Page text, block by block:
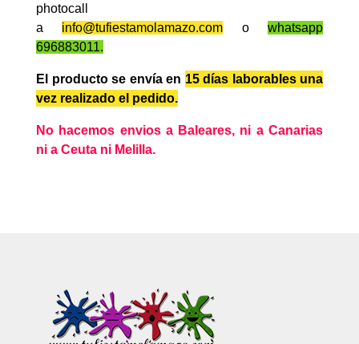
photocall
a info@tufiestamolamazo.com o
whatsapp
696883011.
El producto se envía en 15 días laborablesuna
vez realizado el pedido.
No hacemos envios a Baleares, ni a Canarias
ni a Ceuta ni Melilla.